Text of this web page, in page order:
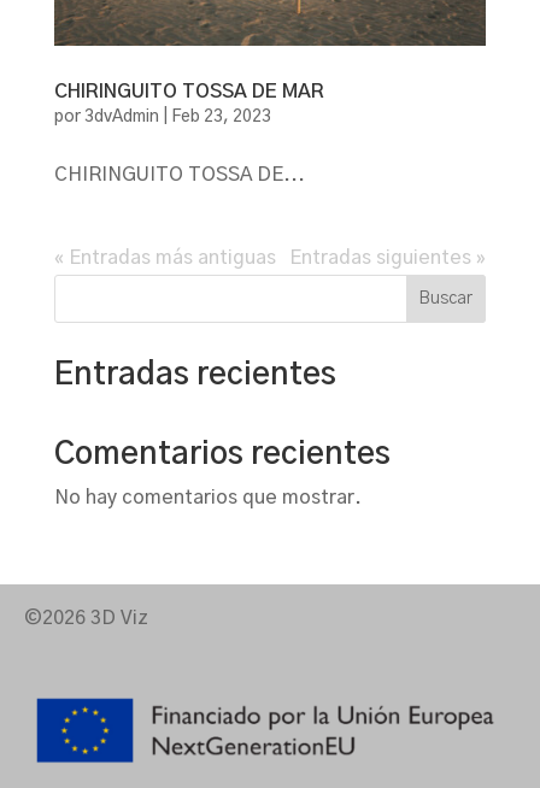
CHIRINGUITO TOSSA DE MAR
por 3dvAdmin Feb 23, 2023
CHIRINGUITO TOSSA DE...
« Entradas más antiguas Entradas siguientes »
Buscar
Entradas recientes
Comentarios recientes
No hay comentarios que mostrar.
©2026 3D Viz